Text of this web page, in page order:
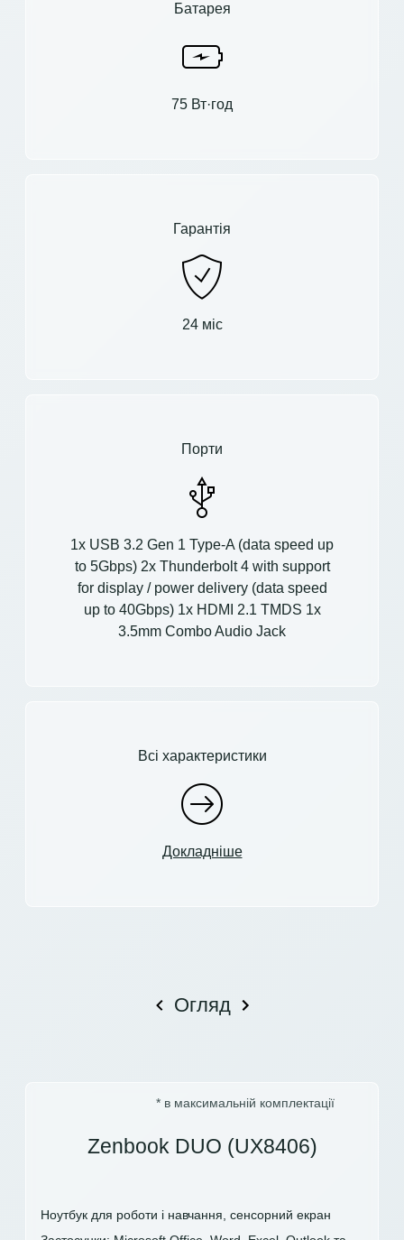
Батарея
75 Вт·год
Гарантія
24 міс
Порти
1x USB 3.2 Gen 1 Type-A (data speed up
to 5Gbps) 2x Thunderbolt 4 with support
for display / power delivery (data speed
up to 40Gbps) 1x HDMI 2.1 TMDS 1x
3.5mm Combo Audio Jack
Всі характеристики
Докладніше
Огляд
* в максимальній комплектації
Zenbook DUO (UX8406)
Ноутбук для роботи і навчання, сенсорний екран